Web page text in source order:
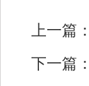
上一篇：
下一篇：